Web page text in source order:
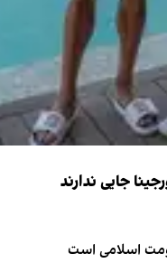
اسلامی است